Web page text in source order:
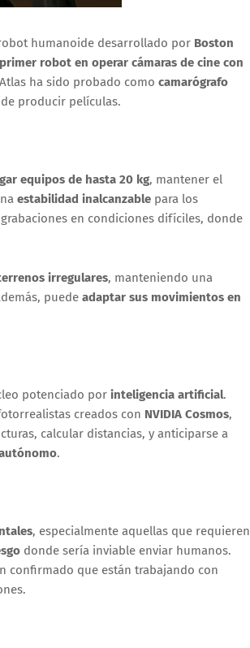
humanoide desarrollado por Boston
primer robot en operar cámaras de cine con
ha sido probado como camarógrafo
producir películas.
equipos de hasta 20 kg, mantener el
estabilidad inalcanzable para los
en condiciones difíciles, donde
irregulares, manteniendo una
puede adaptar sus movimientos en
potenciado por inteligencia artificial.
creados con NVIDIA Cosmos,
calcular distancias, y anticiparse a
.
, especialmente aquellas que requieren
donde sería inviable enviar humanos.
confirmado que están trabajando con